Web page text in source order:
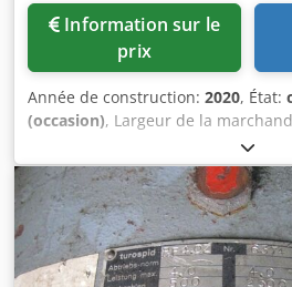
prix
Année de construction: 2020, État:
(occasion), Largeur de la
du rouleau 3600 mm Diamètre 60
mandrin carton 3 pouces
30 mm – carré Longueur totale
Dodpfx Akjw Ahx Hexokr Arbre
pneumatique neuf pour mandrins
pièces disponibles au total,